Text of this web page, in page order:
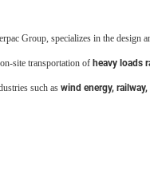
Group, specializes in the design
site transportation of heavy loads
such as wind energy,